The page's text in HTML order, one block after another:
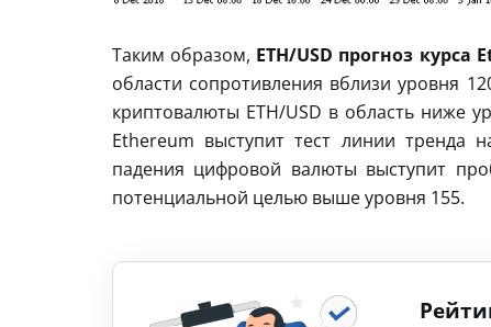
Таким образом, ETH/USD прогноз курса
области сопротивления вблизи уровня
криптовалюты ETH/USD в область ниже
Ethereum выступит тест линии тренда
падения цифровой валюты выступит
потенциальной целью выше уровня 155.